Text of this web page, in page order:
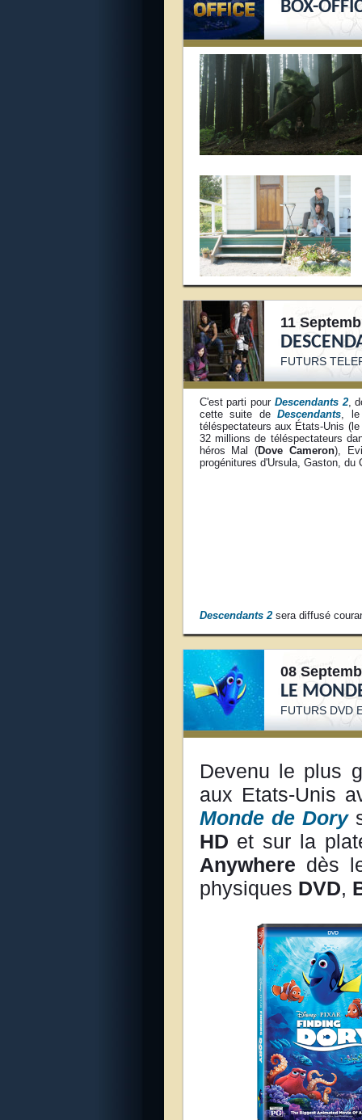
BOX-
11
FUTURS
C'est parti pour Descendants 2,
cette suite deDescendants, le
téléspectateurs aux États-Unis
32 millions de téléspectateurs
héros Mal (Dove Cameron),
progénitures d'Ursula, Gaston, du
Descendants 2sera diffusé
08
LE
FUTURS DVD
Devenu le plus
aux Etats-Unis
Monde de Dory
HD et sur la
Anywhere dès
physiques DVD,